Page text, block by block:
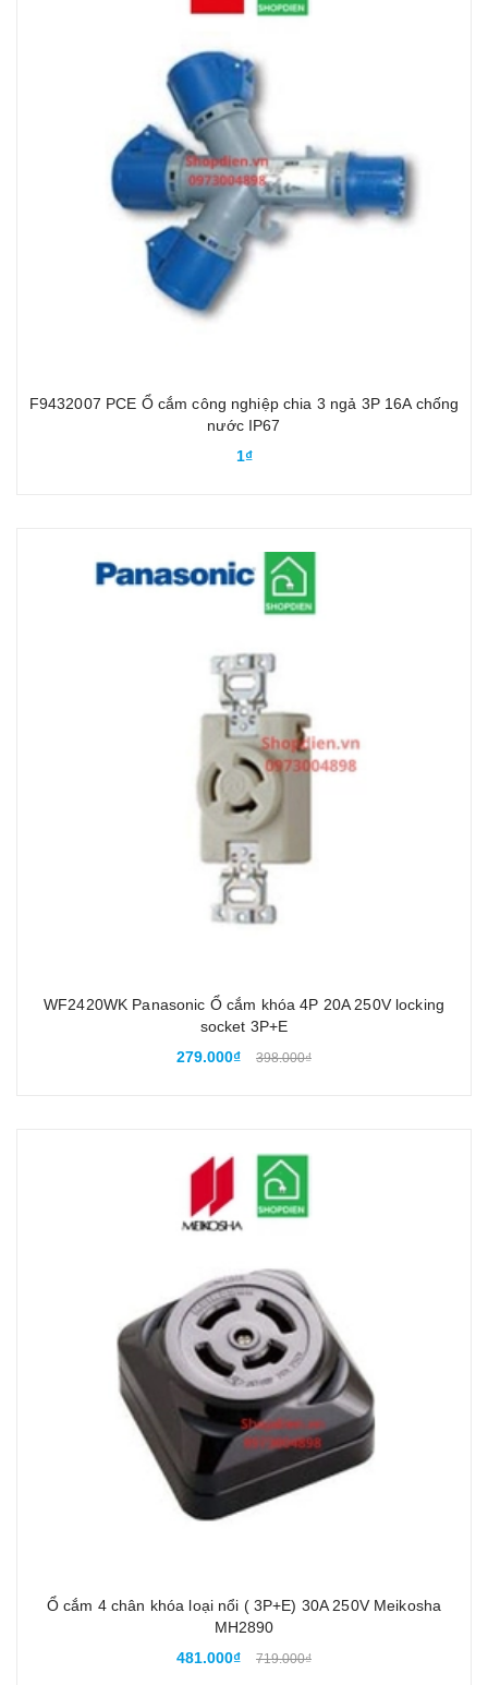
F9432007 PCE Ổ cắm công nghiệp chia 3 ngả 3P 16A chống
nước IP67
1₫
WF2420WK Panasonic Ổ cắm khóa 4P 20A 250V locking
socket 3P+E
279.000₫
398.000₫
Ổ cắm 4 chân khóa loại nổi ( 3P+E) 30A 250V Meikosha
MH2890
481.000₫
719.000₫